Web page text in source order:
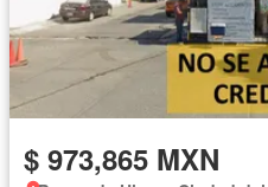
$ 973,865 MXN